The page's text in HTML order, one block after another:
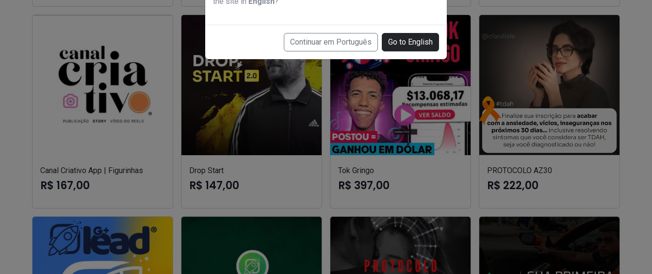
Continuar em Português Go to English
Canal Criativo App | Figurinhas
R$ 167,00
Drop Start
R$ 147,00
Tok Gringo
R$ 397,00
PROTOCOLO AZ30
R$ 222,00